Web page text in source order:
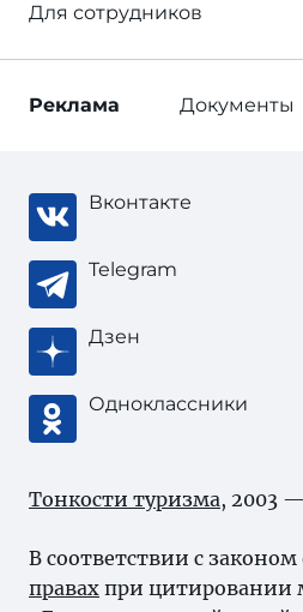
Для сотрудников
Реклама Документы
Вконтакте
Telegram
Дзен
Одноклассники
Тонкости туризма, 2003
В соответствии с законом
правах при цитировании